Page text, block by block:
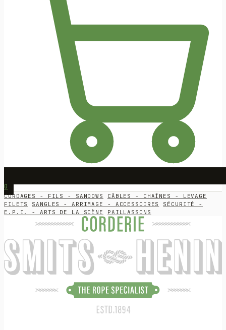
0
CORDAGES - FILS - SANDOWS
CÂBLES - CHAÎNES - LEVAGE
FILETS
SANGLES - ARRIMAGE - ACCESSOIRES
SÉCURITÉ -
E.P.I. - ARTS DE LA SCÈNE
PAILLASSONS